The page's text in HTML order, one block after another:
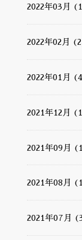
2022年03月
2022年02月
2022年01月
2021年12月
2021年09月
2021年08月
2021年07月